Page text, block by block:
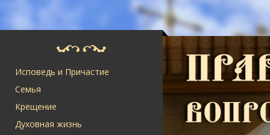
Исповедь и Причастие
Семья
Крещение
Духовная жизнь